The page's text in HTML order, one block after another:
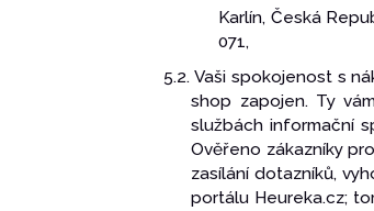
Karlín, Česká
071,
5.2. Vaši spokojenost s
shop zapojen. Ty
službách informační
Ověřeno zákazníky
zasílání dotazníků,
portálu Heureka.cz;